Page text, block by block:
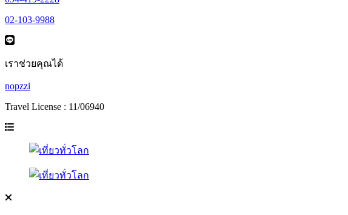
02-103-9988
เราช่วยคุณได้
nopzzi
Travel License : 11/06940